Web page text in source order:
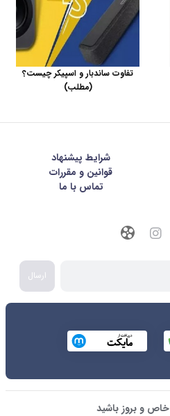
تفاوت ساندبار و اسپیکر چیست؟
(مطلب)
شرايط پيشنهاد
قوانین و مقررات
تماس با ما
ارسال
خاص و بروز باشید